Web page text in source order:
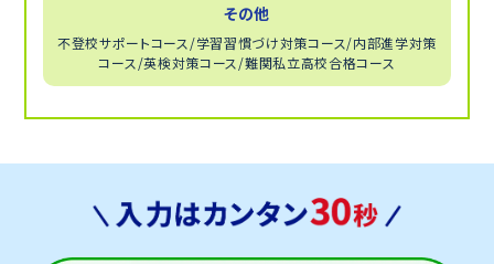
その他
不登校サポートコース/学習習慣づけ対策コース/内部進学対策
コース/英検対策コース/難関私立高校合格コース